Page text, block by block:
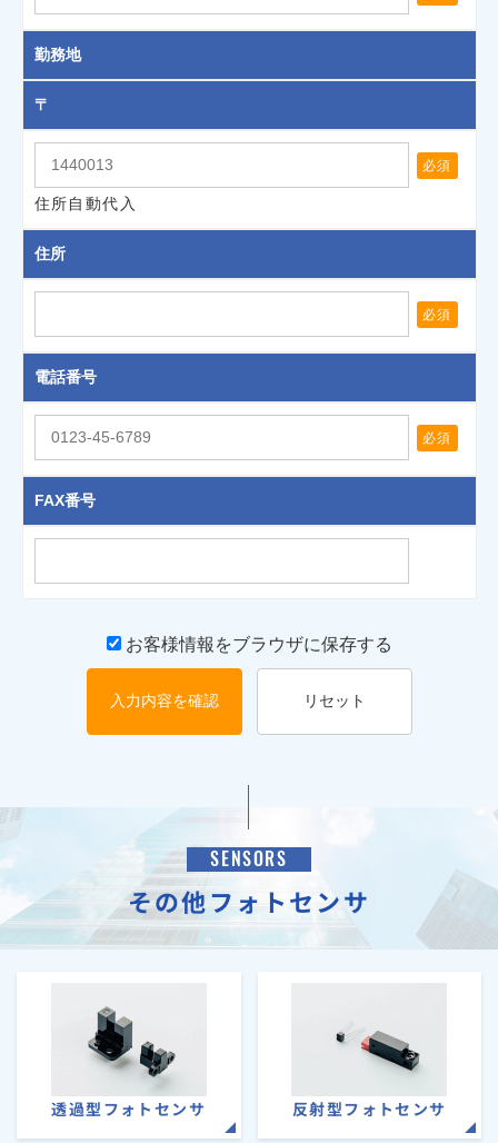
勤務地
〒
必須
住所自動代入
住所
必須
電話番号
必須
FAX番号
お客様情報をブラウザに保存する
入力内容を確認 リセット
SENSORS
その他フォトセンサ
透過型フォトセンサ 反射型フォトセンサ